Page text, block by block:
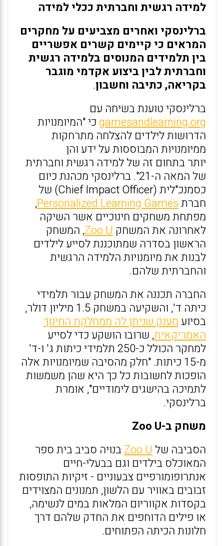
למידה רגשית וחברתית ככלי למידה
ברלינסקי ואחרים מצביעים על מחקרים
המראים כי קיימים קשרים אפשריים
בין תלמידים המנוסים בלמידה רגשית
וחברתית לבין ביצוע אקדמי מוגבר
בקריאה, כתיבה וחשבון.
ברלינסקי טוענת בשיחה עם
gamesandlearning.orgכי "המיומנויות
הדרושות לילדים להצלחה מתרחקות
ממיומנויות המבוססות על ידע והן
יותר בתחום זה של למידה רגשית וחברתית
של המאה ה-21". ברלינסקי מכהנת כיום
כסמנכ"לית (Chief Impact Officer) של
חברתPersonalized Learning Games
,
מפתחת משחקים חינוכיים אשר השיקה
לאחרונה את המשחק Zoo U, המשחק
הראשון בסדרה שמתוכננת לסייע לילדים
לבנות את מיומנויות הלמידה הרגשית
והחברתית שלהם.
החברה תכננה את המשחק עבור תלמידי
כיתה ד', והשקיעה במשחק 1.5 מיליון דולר,
בסיוע מענק שניתן לה ממחלקת החינוך
האמריקאית, שרובו הושקע כדי לסייע
למחקר הכולל כ-250 תלמידי כיתות ג' ו-ד'
מ-15 כיתות. "חלק מהסיבה שמיומנויות אלה
הופכות לחשובות כל כך היא שהן משמשות
לתמיכה בהישגים לימודיים", אומרת
ברלינסקי.
משחק ב-Zoo U
הסביבה של Zoo U בנויה סביב בית ספר
המאוכלס בילדים וגם בבעלי-חיים
אנתרופומורפיים צבעוניים - זיקיות התופסות
זבובים באוויר עם הלשון, תמנונים המצוידים
בקסדות אקווריום המלאות במים לנשימה,
או פילים הדוחפים את החדק שלהם דרך
חלונות הכיתה הפתוחים.